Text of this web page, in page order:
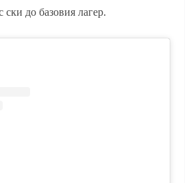
ски до базовия лагер.